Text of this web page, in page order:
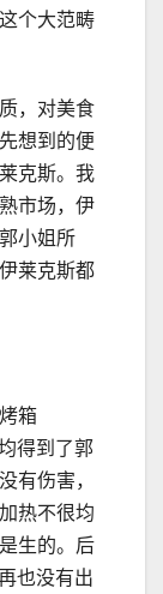
个大范畴
，对美食
想到的便
克斯。我
市场，伊
小姐所
莱克斯都
箱
得到了郭
有伤害，
热不很均
生的。后
也没有出